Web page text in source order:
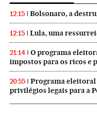
12:15 Bolsonaro, a
12:15 Lula, uma
21:14
O programa
impostos para os ricos e
20:55
Programa eleitoral
privilégios legais para a